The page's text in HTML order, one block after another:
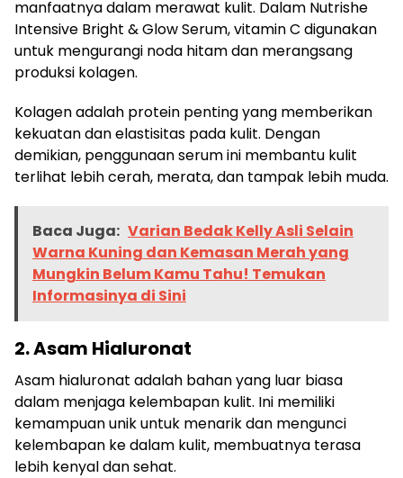
manfaatnya dalam merawat kulit. Dalam Nutrishe
Intensive Bright & Glow Serum, vitamin C digunakan
untuk mengurangi noda hitam dan merangsang
produksi kolagen.
Kolagen adalah protein penting yang memberikan
kekuatan dan elastisitas pada kulit. Dengan
demikian, penggunaan serum ini membantu kulit
terlihat lebih cerah, merata, dan tampak lebih muda.
Baca Juga: Varian Bedak Kelly Asli Selain
Warna Kuning dan Kemasan Merah yang
Mungkin Belum Kamu Tahu! Temukan
Informasinya di Sini
2. Asam Hialuronat
Asam hialuronat adalah bahan yang luar biasa
dalam menjaga kelembapan kulit. Ini memiliki
kemampuan unik untuk menarik dan mengunci
kelembapan ke dalam kulit, membuatnya terasa
lebih kenyal dan sehat.